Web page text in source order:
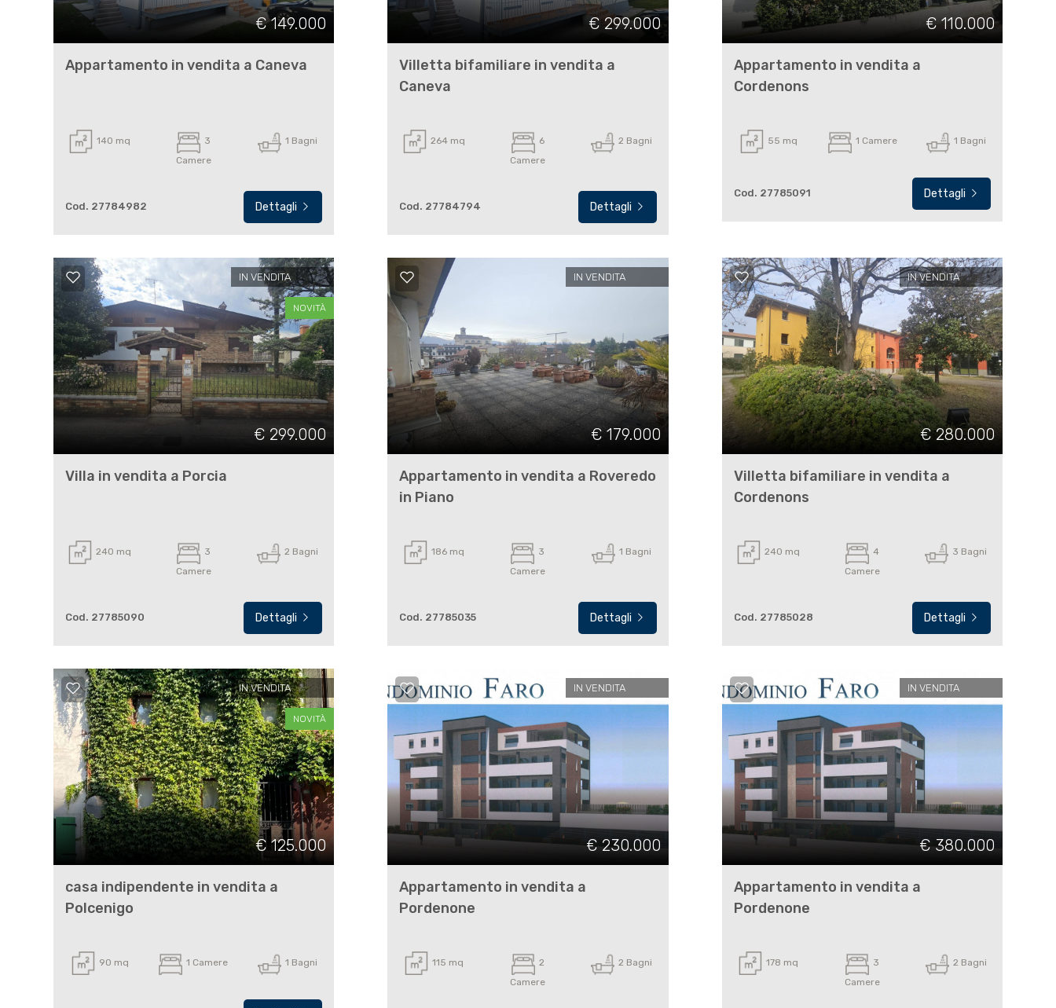
€ 149.000
Appartamento in vendita a Caneva
140 mq
3
Camere
1 Bagni
Cod. 27784982 Dettagli
€ 299.000
Villetta bifamiliare in vendita a
Caneva
264 mq
6
Camere
2 Bagni
Cod. 27784794 Dettagli
€ 110.000
Appartamento in vendita a
Cordenons
55 mq 1 Camere 1 Bagni
Cod. 27785091 Dettagli
IN VENDITA
NOVITÀ
€ 299.000
Villa in vendita a Porcia
240 mq
3
Camere
2 Bagni
Cod. 27785090 Dettagli
IN VENDITA
€ 179.000
Appartamento in vendita a Roveredo
in Piano
186 mq
3
Camere
1 Bagni
Cod. 27785035 Dettagli
IN VENDITA
€ 280.000
Villetta bifamiliare in vendita a
Cordenons
240 mq
4
Camere
3 Bagni
Cod. 27785028 Dettagli
IN VENDITA
NOVITÀ
€ 125.000
casa indipendente in vendita a
Polcenigo
90 mq 1 Camere 1 Bagni
IN VENDITA
€ 230.000
Appartamento in vendita a
Pordenone
115 mq
2
Camere
2 Bagni
IN VENDITA
€ 380.000
Appartamento in vendita a
Pordenone
178 mq
3
Camere
2 Bagni
multiscelta
Qualsiasi
Commerciali
Terreni
Prezzo
Locali
minimi
Qualsiasi